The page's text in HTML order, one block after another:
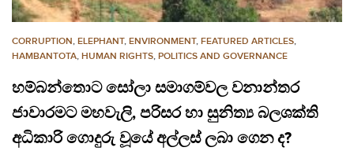
CORRUPTION, ELEPHANT, ENVIRONMENT, FEATURED ARTICLES,
HAMBANTOTA, HUMAN RIGHTS, POLITICS AND GOVERNANCE
හම්බන්තොට සෝලා සමාගම්වල වනාන්තර
ජාවාරමට මහවැලි, පරිසර හා සුනිත්‍ය බලශක්ති
අධිකාරි ගොදුරු වූයේ අල්ලස් ලබා ගෙන ද?